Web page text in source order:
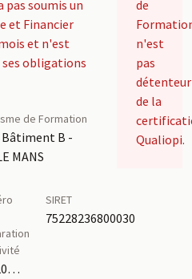
pas soumis un
et Financier
et n'est
ses obligations
de Formation
Bâtiment B -
MANS
52720146972
SIRET
75228236800030
de
n'est
pas
détenteur
de la
Qualiopi.